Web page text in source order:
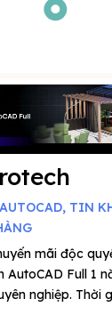
AUTOCAD, TIN
mãi độc
AutoCAD Full 1
nghiệp. Thời